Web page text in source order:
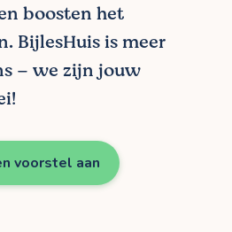
boosten het
BijlesHuis is meer
– we zijn jouw
voorstel aan